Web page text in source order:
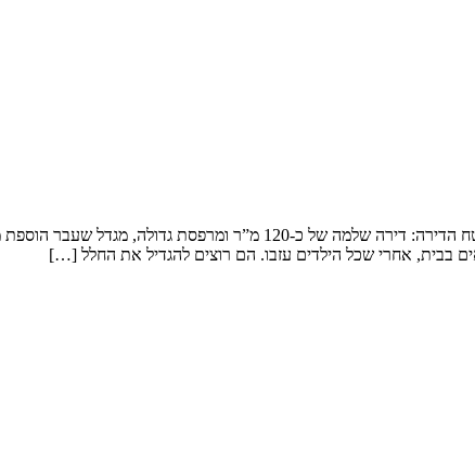
שיפוץ דירה במגדל המשפחה: זוג שמטפל בנכדים ומארח משפחה ענפה. שטח
בבית, אחרי שכל הילדים עזבו. הם רוצים להגדיל את החלל […]